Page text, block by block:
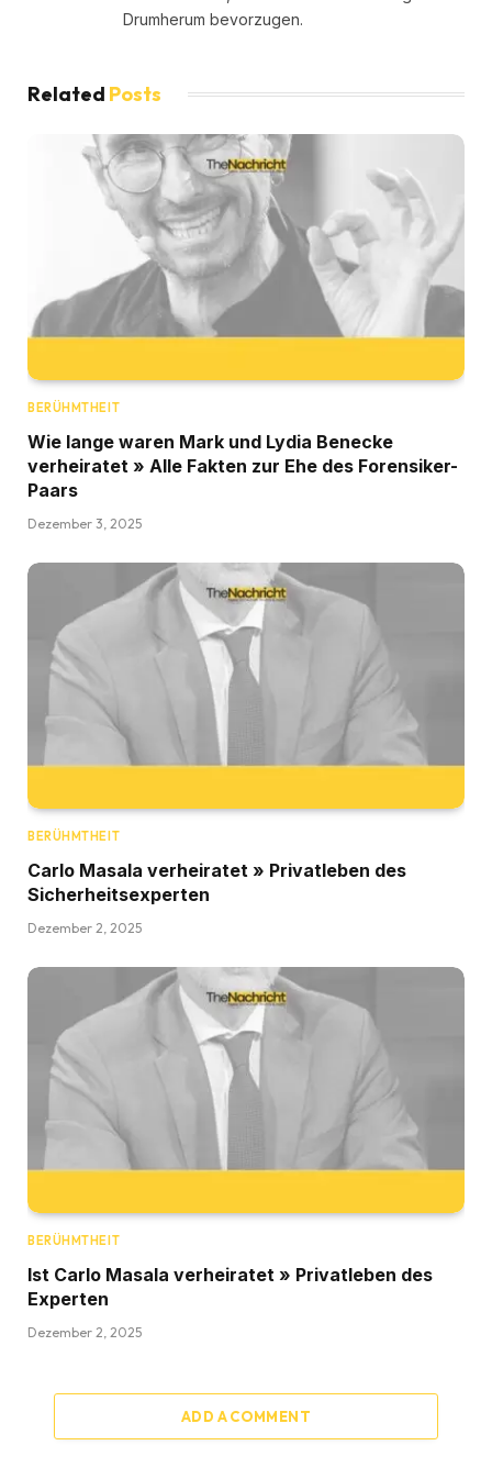
Drumherum bevorzugen.
Related Posts
BERÜHMTHEIT
Wie lange waren Mark und Lydia Benecke
verheiratet » Alle Fakten zur Ehe des Forensiker-
Paars
Dezember 3, 2025
BERÜHMTHEIT
Carlo Masala verheiratet » Privatleben des
Sicherheitsexperten
Dezember 2, 2025
BERÜHMTHEIT
Ist Carlo Masala verheiratet » Privatleben des
Experten
Dezember 2, 2025
ADD A COMMENT